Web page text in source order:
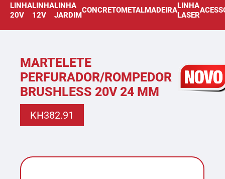
LINHA
20V
LINHA
12V
LINHA
JARDIM
CONCRETOMETALMADEIRA
LINHA
LASER
MARTELETE
PERFURADOR/ROMPEDOR
BRUSHLESS 20V 24 MM
KH382.91